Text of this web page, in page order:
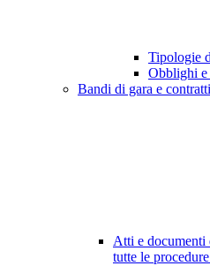
Tipologie
Obblighi e
Bandi di gara e contratti
Atti e documenti
tutte le procedure